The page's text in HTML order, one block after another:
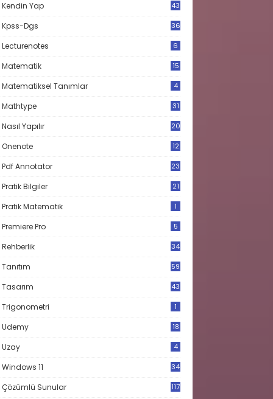
Kendin Yap 43
Kpss-Dgs 36
Lecturenotes 6
Matematik
15
Matematiksel Tanımlar 4
Mathtype 31
Nasıl Yapılır 20
Onenote 12
Pdf Annotator 23
Pratik Bilgiler 21
Pratik Matematik 1
Premiere Pro 5
Rehberlik 34
Tanıtım 59
Tasarım 43
Trigonometri 1
Udemy 18
Uzay 4
Windows 11 34
Çözümlü Sunular 117